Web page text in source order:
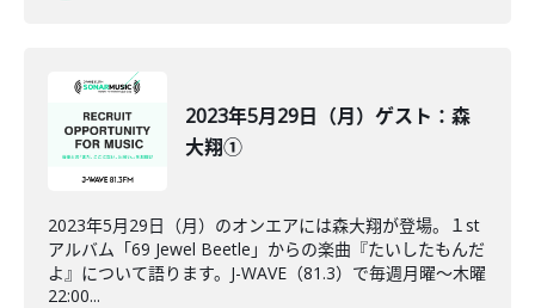
2023年5月29日（月）ゲスト：森
大翔①
2023年5月29日（月）のオンエアには森大翔が登場。１st
アルバム「69 Jewel Beetle」からの楽曲『たいしたもんだ
よ』について語ります。J-WAVE（81.3）で毎週月曜～木曜
22:00...